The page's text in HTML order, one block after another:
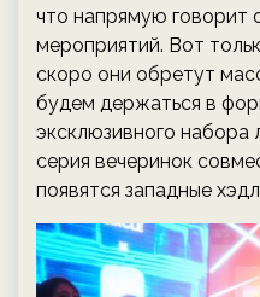
что напрямую говорит
мероприятий. Вот
скоро они обретут
будем держаться в
эксклюзивного
серия вечеринок
появятся западные